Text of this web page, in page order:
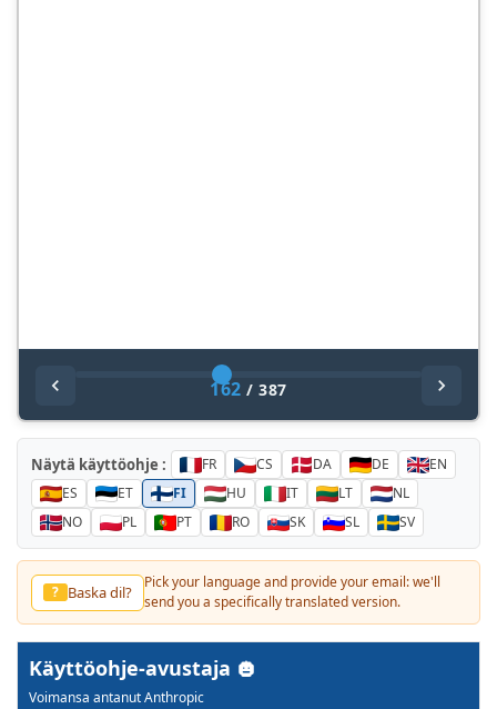
162 /387
Näytä käyttöohje : FR CS DA DE
EN
ES
ET FI HU IT LT
NL
NO
PL PT RO SK SL SV
? Baska dil?
Pick your language and provide your email: we'll
send you a specifically translated version.
Käyttöohje-avustaja
Voimansa antanut Anthropic